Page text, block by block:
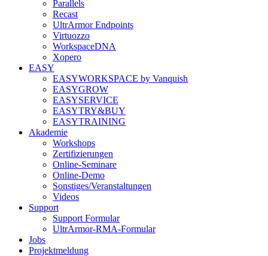
Parallels
Recast
UltrArmor Endpoints
Virtuozzo
WorkspaceDNA
Xopero
EASY
EASYWORKSPACE by Vanquish
EASYGROW
EASYSERVICE
EASYTRY&BUY
EASYTRAINING
Akademie
Workshops
Zertifizierungen
Online-Seminare
Online-Demo
Sonstiges/Veranstaltungen
Videos
Support
Support Formular
UltrArmor-RMA-Formular
Jobs
Projektmeldung